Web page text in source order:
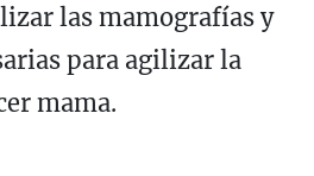
las mamografías y
para agilizar la
mama.